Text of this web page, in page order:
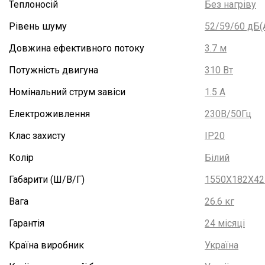
Теплоносій
Без нагріву
Рівень шуму
52/59/60
Довжина ефективного потоку
3.7 м
Потужність двигуна
310 Вт
Номінальний струм завіси
1.5 А
Електроживлення
230В/50Гц
Клас захисту
IP20
Колір
Білий
Габарити (Ш/В/Г)
Вага
26.6 кг
Гарантія
24 місяці
Країна виробник
Україна